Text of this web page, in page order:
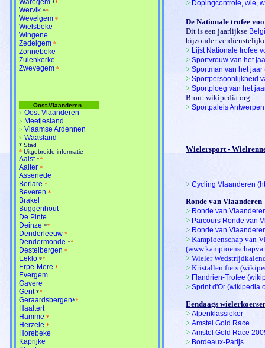
**
Wervik **
Wevelgem *
Wielsbeke
Wingene
Zedelgem *
Zonnebeke
Zuienkerke
Zwevegem *
Oost-Vlaanderen
> Oost-Vlaanderen
> Meetjesland
> Vlaamse Ardennen
> Waasland
* Stad
* Uitgebreide informatie
Aalst **
Aalter *
Assenede
Berlare *
Beveren *
Brakel
Buggenhout
De Pinte
Deinze **
Denderleeuw *
Dendermonde **
Destelbergen *
Eeklo **
Erpe-Mere *
Evergem
Gavere
Gent **
Geraardsbergen**
Haaltert
Hamme *
Herzele *
Horebeke
Kaprijke
> Dopingcontrole, wie,
De Nationale trofee
Dit is een jaarlijkse
bijzonder
> Lijst Nationale trofee
> Sportvrouw van het
> Sportman van het jaar
> Sportpersoonlijkheid
> Sportploeg van het
Bron: wikipedia.org
> Sportpaleis
Wielersport -
> Cycling Vlaanderen (
Ronde van Vlaanderen
> Ronde van
> Parcours Ronde van
> Ronde van
> Kampioenschap van
> Wieler
> Kristallen fiets
> Flandrien-Trofee
> Sprint d'Or
Eendaags
> Alpenklassieker
> Amstel Gold Race
> Amstel Gold Race
> Bordeaux-Parijs